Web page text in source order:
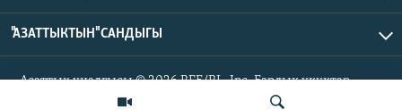
"АЗАТТЫКТЫН" САНДЫГЫ
Азаттык үналгысы © 2026 RFE/RL, Inc. Бардык укуктар